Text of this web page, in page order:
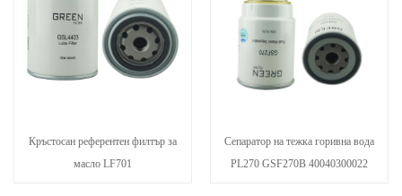
Кръстосан референтен филтър за
масло LF701
Сепаратор на тежка горивна вода
PL270 GSF270B 40040300022